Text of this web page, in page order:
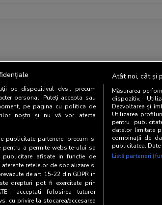
pe dispozitivul dvs., precum
personal. Puteți accepta sau
pe pagina cu politica de
noștri și nu vă vor afecta
publicitate partenere, precum si
a permite website-ului sa
publicitare afisate in functie de
retelelor de socializare si
de art. 15-22 din GDPR in
drepturi pot fi exercitate prin
acceptati folosirea tuturor
cu privire la stocarea/accesarea
Atât noi, cât și
Măsurarea
dispozitiv.
Dezvoltarea și
Utilizarea
pentru
datelor limitate
combinații de
publicitatea.
Listă parteneri